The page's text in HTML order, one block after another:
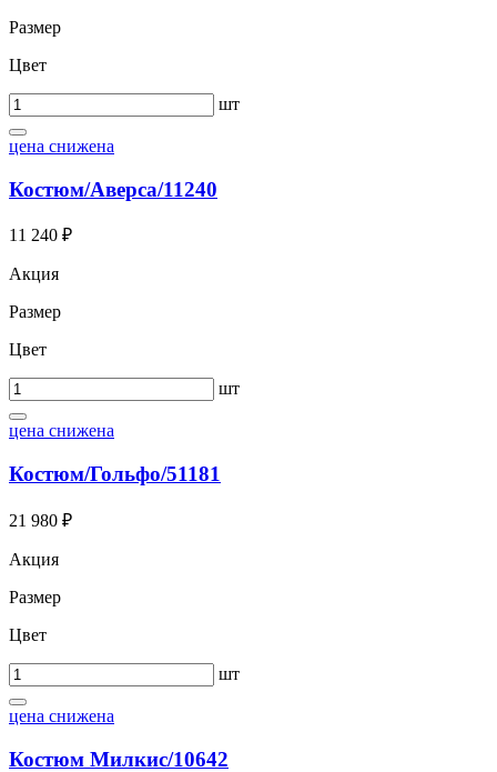
Размер
Цвет
шт
цена снижена
Костюм/Аверса/11240
11 240 ₽
Акция
Размер
Цвет
шт
цена снижена
Костюм/Гольфо/51181
21 980 ₽
Акция
Размер
Цвет
шт
цена снижена
Костюм Милкис/10642